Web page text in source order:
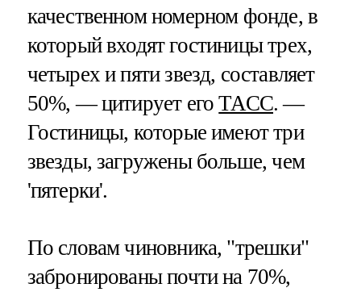
качественном номерном фонде, в
который входят гостиницы трех,
четырех и пяти звезд, составляет
50%, — цитирует егоТАСС. —
Гостиницы, которые имеют три
звезды, загружены больше, чем
'пятерки'.
По словам чиновника, "трешки"
забронированы почти на 70%,